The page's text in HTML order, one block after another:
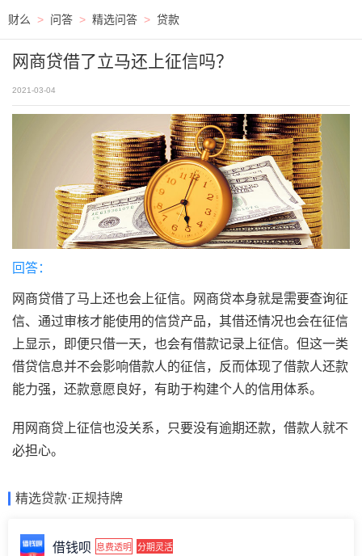
财么 > 问答 > 精选问答 > 贷款
网商贷借了立马还上征信吗？
2021-03-04
回答：
网商贷借了马上还也会上征信。网商贷本身就是需要查询征
信、通过审核才能使用的信贷产品，其借还情况也会在征信
上显示，即便只借一天，也会有借款记录上征信。但这一类
借贷信息并不会影响借款人的征信，反而体现了借款人还款
能力强，还款意愿良好，有助于构建个人的信用体系。
用网商贷上征信也没关系，只要没有逾期还款，借款人就不
必担心。
精选贷款·正规持牌
借钱呗 息费透明 分期灵活